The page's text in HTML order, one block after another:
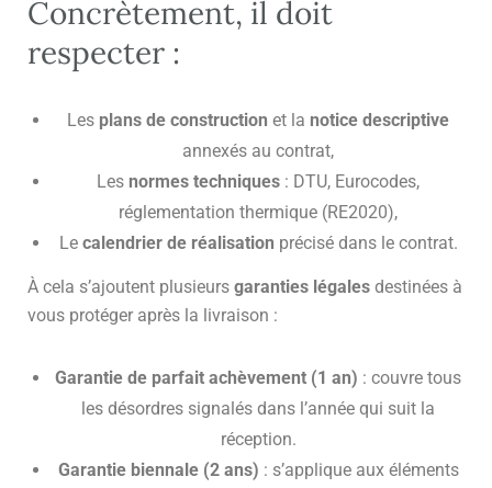
Concrètement, il doit
respecter :
Les plans de construction et la notice descriptive
annexés au contrat,
Les normes techniques : DTU, Eurocodes,
réglementation thermique (RE2020),
Le calendrier de réalisation précisé dans le contrat.
À cela s’ajoutent plusieurs garanties légales destinées à
vous protéger après la livraison :
Garantie de parfait achèvement (1 an) : couvre tous
les désordres signalés dans l’année qui suit la
réception.
Garantie biennale (2 ans) : s’applique aux éléments